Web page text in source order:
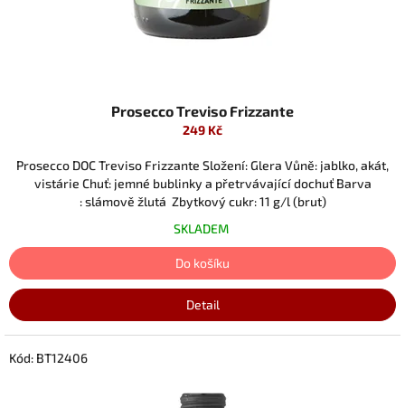
Prosecco Treviso Frizzante
249 Kč
Prosecco DOC Treviso Frizzante Složení: Glera Vůně: jablko, akát,
vistárie Chuť: jemné bublinky a přetrvávající dochuť Barva
: slámově žlutá Zbytkový cukr: 11 g/l (brut)
SKLADEM
Do košíku
Detail
Kód: BT12406